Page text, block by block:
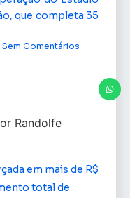
que completa 35
Sem Comentários
em mais de R$
total de